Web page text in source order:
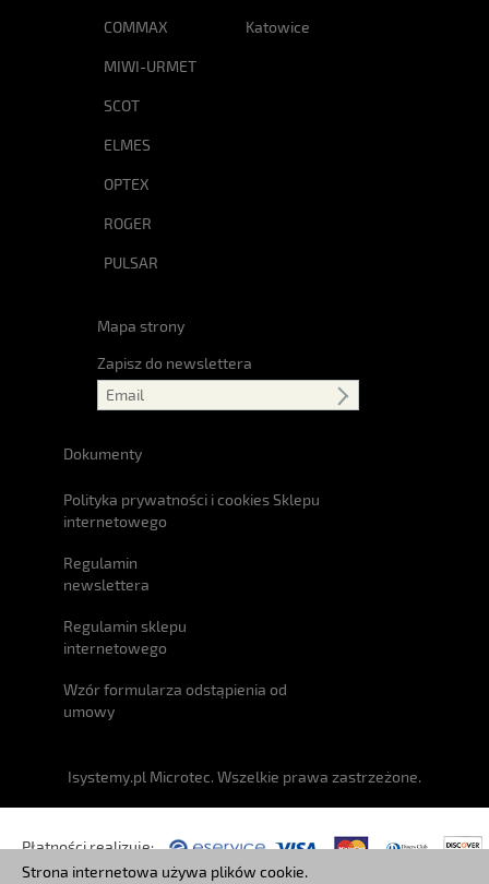
Strona internetowa używa plików cookie.
COMMAX
MIWI-URMET
SCOT
ELMES
OPTEX
ROGER
PULSAR
Katowice
Mapa strony
Zapisz do newslettera
Dokumenty
Polityka prywatności i cookies Sklepu
internetowego
Regulamin
newslettera
Regulamin sklepu
internetowego
Wzór formularza odstąpienia od
umowy
Isystemy.pl Microtec. Wszelkie prawa zastrzeżone.
Płatności realizuje: